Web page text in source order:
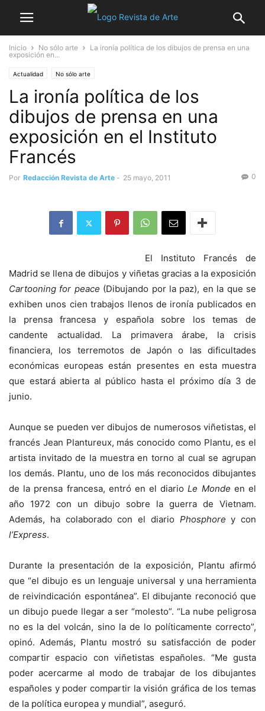
Inicio No sólo arte
La ironía política de los dibujos de prensa en una
exposición en...
Actualidad No sólo arte
La ironía política de los
dibujos de prensa en una
exposición en el Instituto
Francés
Por Redacción Revista de Arte - 25 mayo, 2011 0
El Instituto Francés de
Madrid se llena de dibujos y viñetas gracias a la exposición
Cartooning for peace (Dibujando por la paz), en la que se
exhiben unos cien trabajos llenos de ironía publicados en
la prensa francesa y española sobre los temas de
candente actualidad. La primavera árabe, la crisis
financiera, los terremotos de Japón o las dificultades
económicas europeas están presentes en esta muestra
que estará abierta al público hasta el próximo día 3 de
junio.
Aunque se pueden ver dibujos de numerosos viñetistas, el
francés Jean Plantureux, más conocido como Plantu, es el
artista invitado de la muestra en torno al cual se agrupan
los demás. Plantu, uno de los más reconocidos dibujantes
de la prensa francesa, entró en el diarioLe Monde en el
año 1972 con un dibujo sobre la guerra de Vietnam.
Además, ha colaborado con el diario Phosphore y con
l’Express.
Durante la presentación de la exposición, Plantu afirmó
que “el dibujo es un lenguaje universal y una herramienta
de reivindicación espontánea”. El dibujante reconoció que
un dibujo puede llegar a ser “molesto”. “La nube peligrosa
no es la del volcán, sino la de lo políticamente correcto”,
opinó. Además, Plantu mostró su satisfacción de poder
compartir espacio con viñetistas españoles. “Me gusta
poder acercarme al modo de trabajar de los dibujantes
españoles y poder compartir la visión gráfica de los temas
de la política europea y mundial”, aseguró.